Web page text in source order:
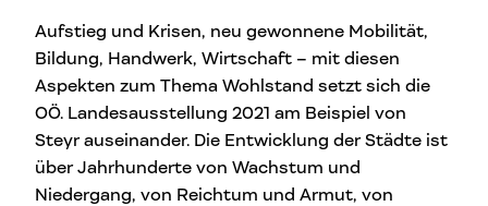
Aufstieg und Krisen, neu gewonnene Mobilität,
Bildung, Handwerk, Wirtschaft – mit diesen
Aspekten zum Thema Wohlstand setzt sich die
OÖ. Landesausstellung 2021 am Beispiel von
Steyr auseinander. Die Entwicklung der Städte ist
über Jahrhunderte von Wachstum und
Niedergang, von Reichtum und Armut, von